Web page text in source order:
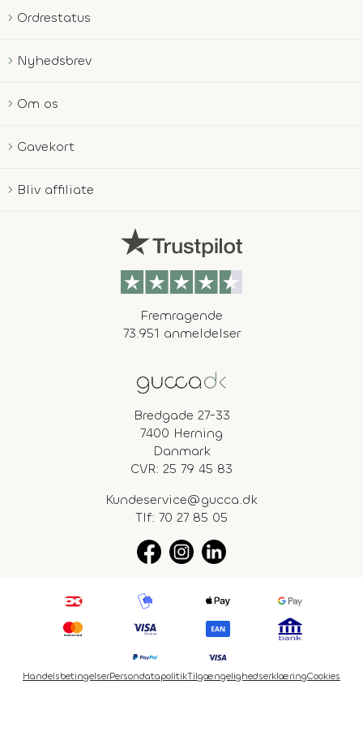
Ordrestatus
Nyhedsbrev
Om os
Gavekort
Bliv affiliate
Fremragende
73.951 anmeldelser
Bredgade 27-33
7400 Herning
Danmark
CVR: 25 79 45 83
Kundeservice@gucca.dk
Tlf: 70 27 85 05
HandelsbetingelserPersondatapolitikTilgængelighedserklæringCookies